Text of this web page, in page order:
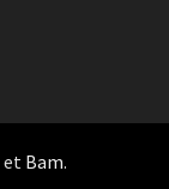
et Bam.